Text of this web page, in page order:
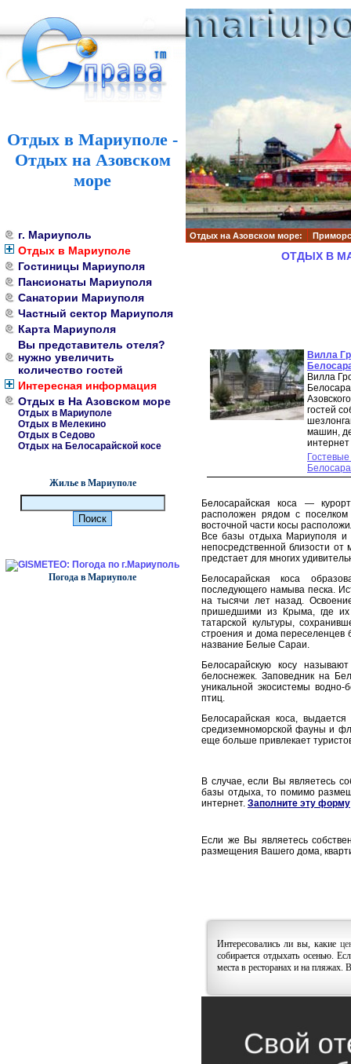
Отдых в Мариуполе -
Отдых на Азовском
море
г. Мариуполь
Отдых в Мариуполе
Гостиницы Мариуполя
Пансионаты Мариуполя
Санатории Мариуполя
Частный сектор Мариуполя
Карта Мариуполя
Вы представитель отеля?
нужно увеличить
количество гостей
Интересная информация
Отдых в На Азовском море
Отдых в Мариуполе
Отдых в Мелекино
Отдых в Седово
Отдых на Белосарайской косе
Жилье в Мариуполе
Погода в Мариуполе
Отдых на Азовском море:
ОТДЫХ В
Вилла
Вилла
гостей
машин,
Белосарайская коса —
расположен рядом с
восточной части косы
Все базы отдыха Мариуполя и
непосредственной близости
предстает для многих
Белосарайская коса
последующего намыва песка.
на тысячи лет назад.
пришедшими из Крыма, где их
татарской культуры,
строения и дома
название Белые Сараи.
Белосарайскую косу
белоснежек. Заповедник на
уникальной экосистемы
птиц.
Белосарайская коса,
средиземноморской фауны и
еще больше привлекает
В случае, если Вы являетесь
базы отдыха, то помимо
интернет. Заполните эту форму
Если же Вы являетесь
размещения Вашего дома,
Интересовались ли вы, какие
собирается отдыхать осенью.
места в ресторанах и на пляжах.